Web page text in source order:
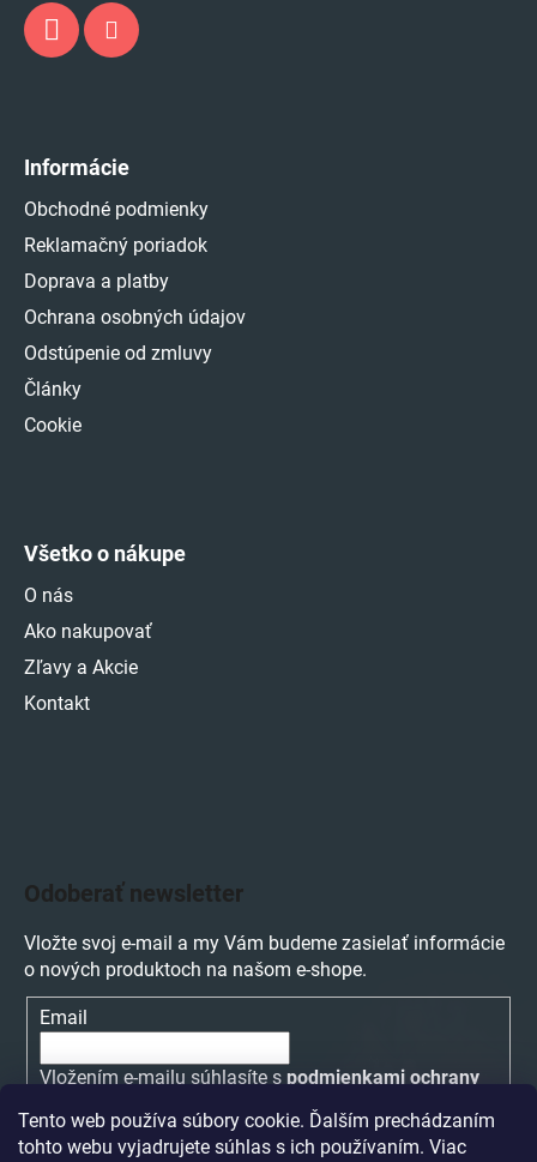
Tento web používa súbory cookie. Ďalším prechádzaním
tohto webu vyjadrujete súhlas s ich používaním. Viac
Informácie
Obchodné podmienky
Reklamačný poriadok
Doprava a platby
Ochrana osobných údajov
Odstúpenie od zmluvy
Články
Cookie
Všetko o nákupe
O nás
Ako nakupovať
Zľavy a Akcie
Kontakt
Odoberať newsletter
Vložte svoj e-mail a my Vám budeme zasielať informácie
o nových produktoch na našom e-shope.
Email
Vložením e-mailu súhlasíte s podmienkami ochrany